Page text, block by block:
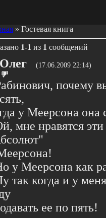
» Гостевая книга
1-1 из 1 сообщений
Олег (17.06.2009 22:14)
почему
у Меерсона она
мне нравятся
у Меерсона как
так когда и у
ее по пять!